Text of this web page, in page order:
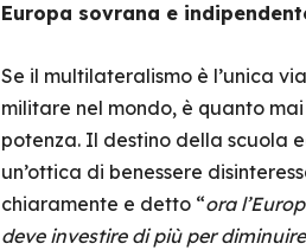
Europa sovrana e
Se il multilateralismo è l’unica
militare nel mondo, è quanto
potenza. Il destino della scuola
un’ottica di benessere
chiaramente e detto “ora
deve investire di più per